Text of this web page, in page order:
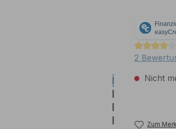
2
Nicht
Zum